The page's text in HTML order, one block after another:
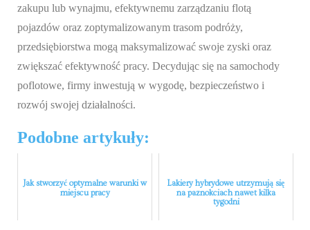
zakupu lub wynajmu, efektywnemu zarządzaniu flotą
pojazdów oraz zoptymalizowanym trasom podróży,
przedsiębiorstwa mogą maksymalizować swoje zyski oraz
zwiększać efektywność pracy. Decydując się na samochody
poflotowe, firmy inwestują w wygodę, bezpieczeństwo i
rozwój swojej działalności.
Podobne artykuły:
Jak stworzyć optymalne warunki w
miejscu pracy
Lakiery hybrydowe utrzymują się
na paznokciach nawet kilka
tygodni